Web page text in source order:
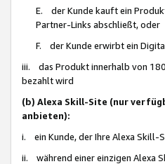
E. der Kunde kauft ein
Partner-Links abschließt, oder
F. der Kunde erwirbt ein
iii. das Produkt innerhalb von 180
bezahlt wird
(b) Alexa Skill-Site (nur
anbieten):
i. ein Kunde, der Ihre Alexa Skill-
ii. während einer einzigen Alexa